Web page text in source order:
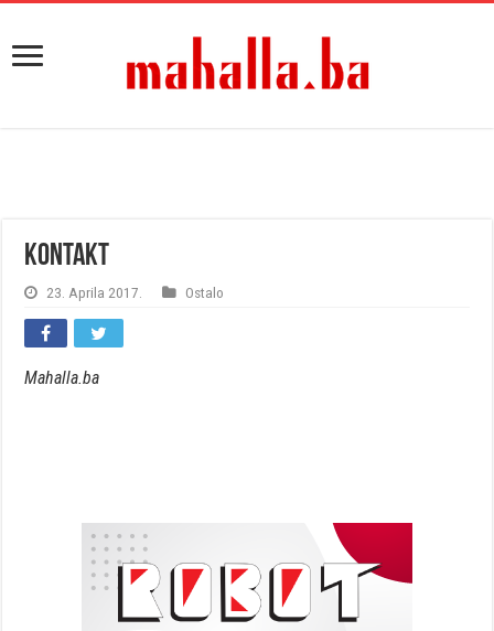
Kontakt
23. Aprila 2017. Ostalo
Mahalla.ba